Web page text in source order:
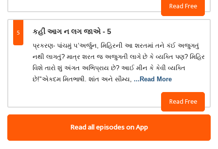
Read Free
5 કહીં આગ ન લગ જાએ - 5
Read Free
પ્રકરણ- પાંચમું ૫‘અર્જુન, મિહિરની આ શરતમાં તને કંઈ અજુગતું
નથી લાગતું? માત્ર શરત જ અજુગતી લાગે છે કે વ્યક્તિ પણ? મિહિર
વિશે તારો શું અંગત અભિપ્રાય છે? આઈ મીન કે કેવી વ્યક્તિ
છે!'‘એકદમ મિતભાષી. શાંત અને સૌમ્ય, ...Read More
Read all episodes on App